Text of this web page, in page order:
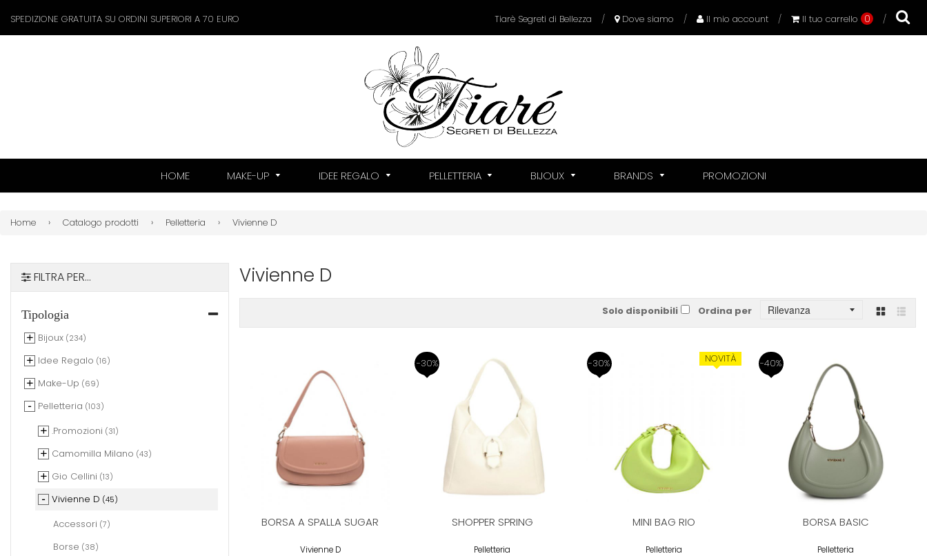
SPEDIZIONE GRATUITA SU ORDINI SUPERIORI A 70 EURO Tiarè Segreti di Bellezza / Dove siamo / Il mio account / Il tuo carrello 0 /
HOME MAKE-UP IDEE REGALO PELLETTERIA BIJOUX BRANDS PROMOZIONI
Home › Catalogo prodotti › Pelletteria › Vivienne D
Vivienne D
Solo disponibili Ordina per
GrigliaLista
BORSA A SPALLA SUGAR
Vivienne D
-30%
SHOPPER SPRING
Pelletteria
-30% NOVITÀ
MINI BAG RIO
Pelletteria
-40%
BORSA BASIC
Pelletteria
FILTRA PER...
Tipologia
Bijoux (234)
Idee Regalo (16)
Make-Up (69)
Pelletteria (103)
.Promozioni (31)
Camomilla Milano (43)
Gio Cellini (13)
Vivienne D (45)
Accessori (7)
Borse (38)